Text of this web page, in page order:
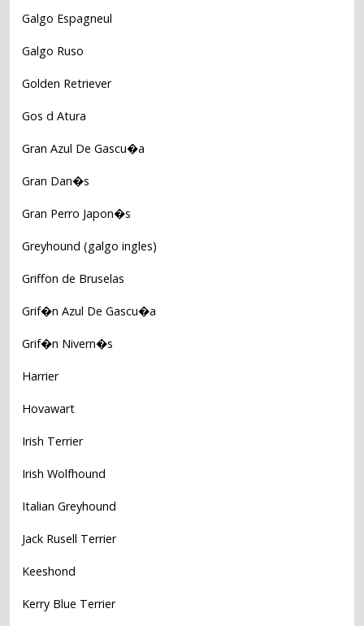
Galgo Espagneul
Galgo Ruso
Golden Retriever
Gos d Atura
Gran Azul De Gascu�a
Gran Dan�s
Gran Perro Japon�s
Greyhound (galgo ingles)
Griffon de Bruselas
Grif�n Azul De Gascu�a
Grif�n Nivern�s
Harrier
Hovawart
Irish Terrier
Irish Wolfhound
Italian Greyhound
Jack Rusell Terrier
Keeshond
Kerry Blue Terrier